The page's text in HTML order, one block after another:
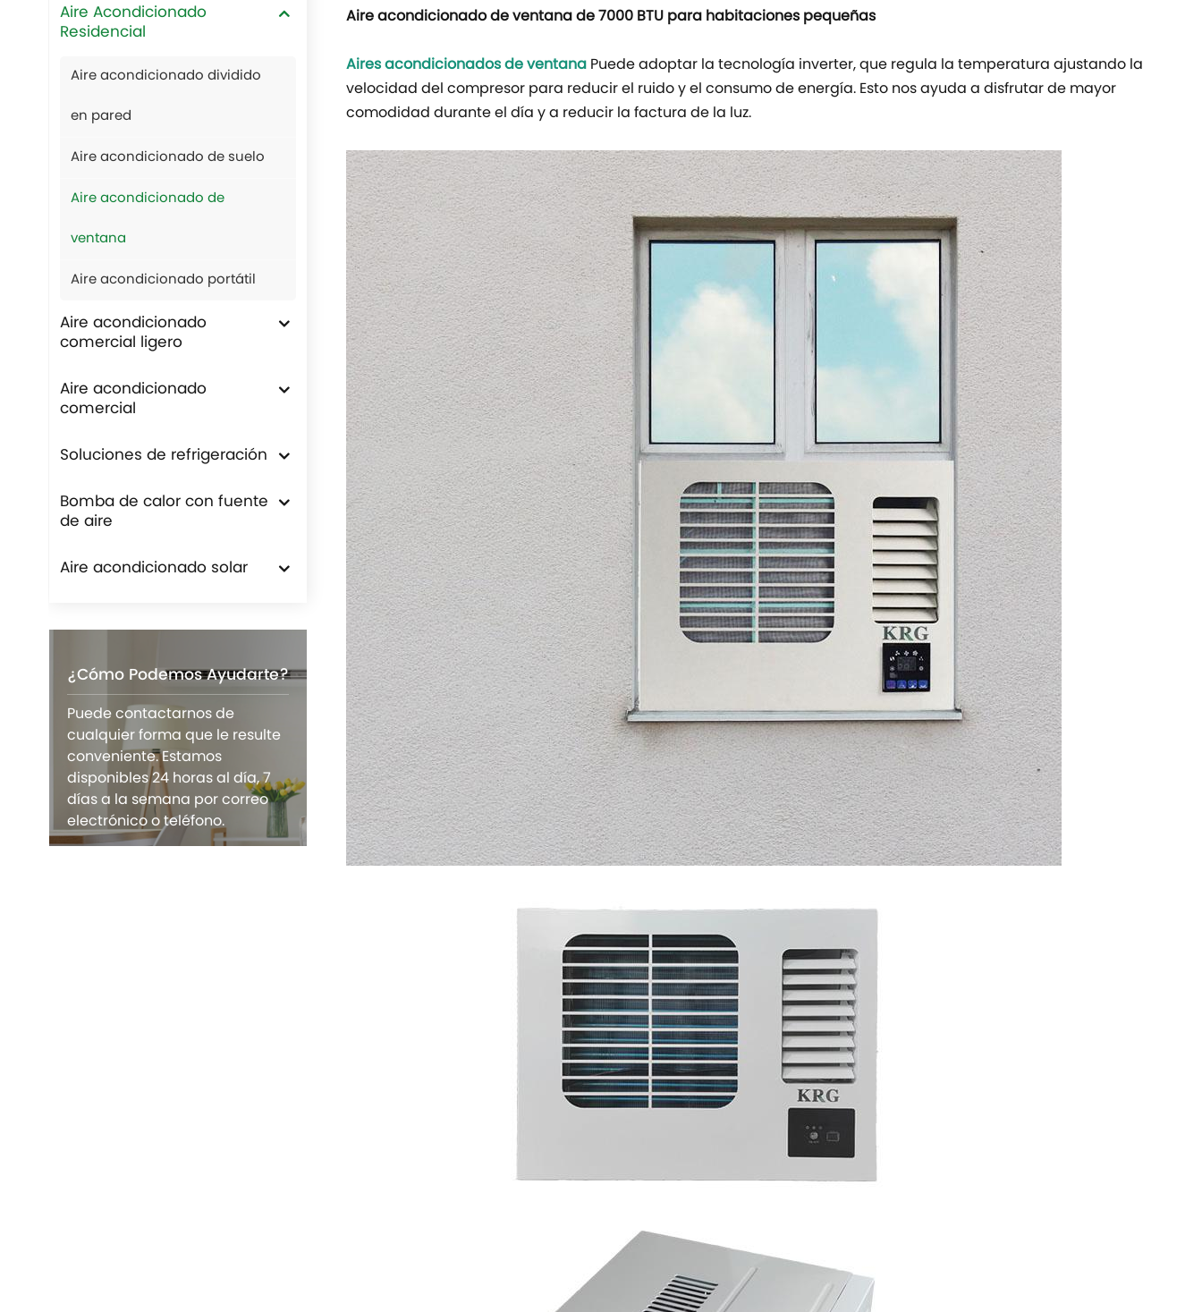
Aire Acondicionado
Residencial
Aire acondicionado dividido
en pared
Aire acondicionado de suelo
Aire acondicionado de
ventana
Aire acondicionado portátil
Aire acondicionado
comercial ligero
Aire acondicionado
comercial
Soluciones de refrigeración
Bomba de calor con fuente
de aire
Aire acondicionado solar
¿Cómo Podemos Ayudarte?
Puede contactarnos de
cualquier forma que le resulte
conveniente. Estamos
disponibles 24 horas al día, 7
días a la semana por correo
electrónico o teléfono.
Aire acondicionado de ventana de 7000 BTU para habitaciones pequeñas
Aires acondicionados de ventanaPuede adoptar la tecnología inverter, que regula la temperatura ajustando la
velocidad del compresor para reducir el ruido y el consumo de energía. Esto nos ayuda a disfrutar de mayor
comodidad durante el día y a reducir la factura de la luz.